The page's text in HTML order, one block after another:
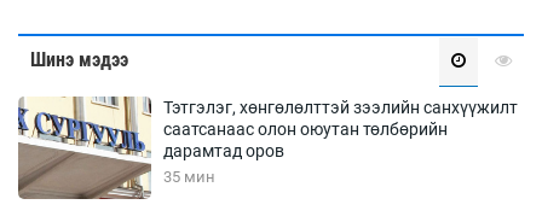
Шинэ мэдээ
Тэтгэлэг, хөнгөлөлттэй зээлийн санхүүжилт
саатсанаас олон оюутан төлбөрийн
дарамтад оров
35 мин